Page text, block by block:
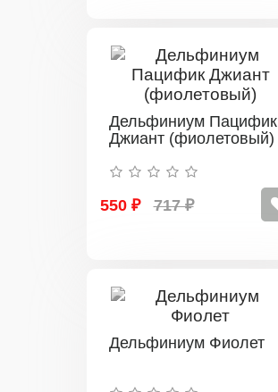
Дельфиниум Пацифик
Джиант (фиолетовый)
550 ₽ 717 ₽
Дельфиниум Фиолет